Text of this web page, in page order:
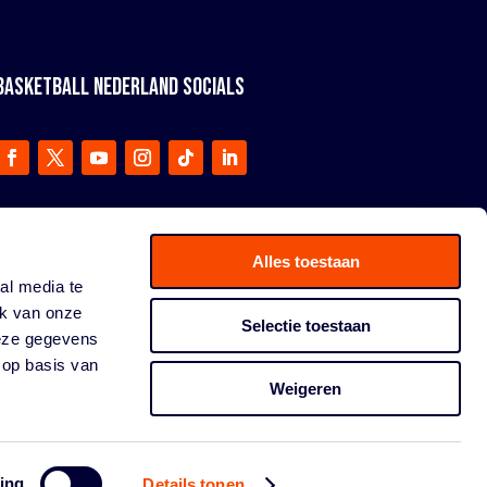
media te
van onze
gegevens
basis van
Alles toestaan
Selectie toestaan
Weigeren
NEDERLAND SOCIALS